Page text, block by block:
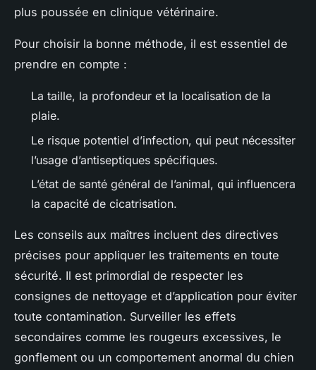
plus poussée en clinique vétérinaire.
Pour choisir la bonne méthode, il est essentiel de
prendre en compte :
La taille, la profondeur et la localisation de la
plaie.
Le risque potentiel d’infection, qui peut nécessiter
l’usage d’antiseptiques spécifiques.
L’état de santé général de l’animal, qui influencera
la capacité de cicatrisation.
Les conseils aux maîtres incluent des directives
précises pour appliquer les traitements en toute
sécurité. Il est primordial de respecter les
consignes de nettoyage et d’application pour éviter
toute contamination. Surveiller les effets
secondaires comme les rougeurs excessives, le
gonflement ou un comportement anormal du chien